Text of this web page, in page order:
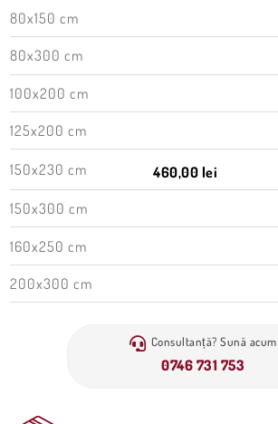
80x150 cm
80x300 cm
100x200 cm
125x200 cm
150x230 cm
460,00 lei
150x300 cm
160x250 cm
200x300 cm
Consultanță? Sună acum
0746 731 753